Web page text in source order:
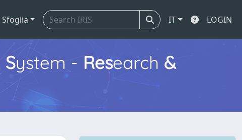
Sfoglia IT LOGIN
System - Research &